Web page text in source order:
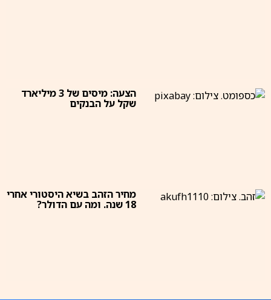
הצעה: מיסים של 3 מיליארד
שקל על הבנקים
מחיר הזהב בשיא היסטורי אחרי
18 שנה. ומה עם הדולר?